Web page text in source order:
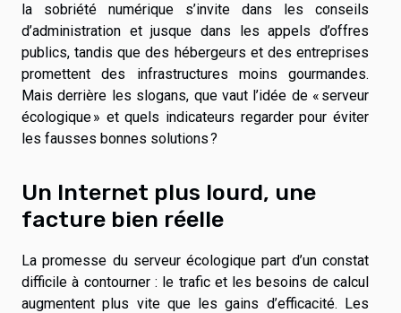
la sobriété numérique s’invite dans les conseils
d’administration et jusque dans les appels d’offres
publics, tandis que des hébergeurs et des entreprises
promettent des infrastructures moins gourmandes.
Mais derrière les slogans, que vaut l’idée de « serveur
écologique » et quels indicateurs regarder pour éviter
les fausses bonnes solutions ?
Un Internet plus lourd, une
facture bien réelle
La promesse du serveur écologique part d’un constat
difficile à contourner : le trafic et les besoins de calcul
augmentent plus vite que les gains d’efficacité. Les